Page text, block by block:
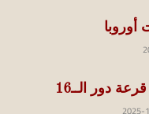
أوروبا
2025-